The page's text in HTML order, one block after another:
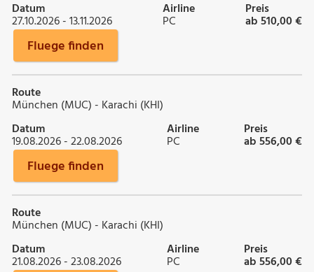
Datum
27.10.2026 - 13.11.2026
Airline
PC
Preis
ab 510,00 €
Fluege finden
Route
München (MUC) - Karachi (KHI)
Datum
19.08.2026 - 22.08.2026
Airline
PC
Preis
ab 556,00 €
Fluege finden
Route
München (MUC) - Karachi (KHI)
Datum
21.08.2026 - 23.08.2026
Airline
PC
Preis
ab 556,00 €